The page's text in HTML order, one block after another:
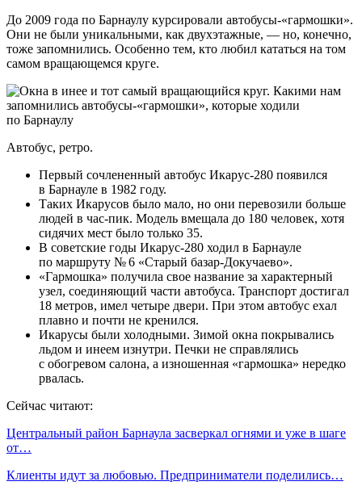
До 2009 года по Барнаулу курсировали автобусы-«гармошки».
Они не были уникальными, как двухэтажные, — но, конечно,
тоже запомнились. Особенно тем, кто любил кататься на том
самом вращающемся круге.
Автобус, ретро.
Первый сочлененный автобус Икарус-280 появился
в Барнауле в 1982 году.
Таких Икарусов было мало, но они перевозили больше
людей в час-пик. Модель вмещала до 180 человек, хотя
сидячих мест было только 35.
В советские годы Икарус-280 ходил в Барнауле
по маршруту № 6 «Старый базар-Докучаево».
«Гармошка» получила свое название за характерный
узел, соединяющий части автобуса. Транспорт достигал
18 метров, имел четыре двери. При этом автобус ехал
плавно и почти не кренился.
Икарусы были холодными. Зимой окна покрывались
льдом и инеем изнутри. Печки не справлялись
с обогревом салона, а изношенная «гармошка» нередко
рвалась.
Сейчас читают:
Центральный район Барнаула засверкал огнями и уже в шаге
от…
Клиенты идут за любовью. Предприниматели поделились…